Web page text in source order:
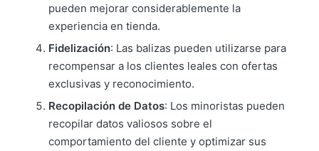
pueden mejorar considerablemente la
experiencia en tienda.
Fidelización: Las balizas pueden utilizarse para
recompensar a los clientes leales con ofertas
exclusivas y reconocimiento.
Recopilación de Datos: Los minoristas pueden
recopilar datos valiosos sobre el
comportamiento del cliente y optimizar sus